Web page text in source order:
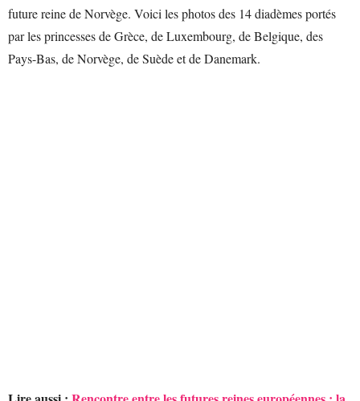
future reine de Norvège. Voici les photos des 14 diadèmes portés
par les princesses de Grèce, de Luxembourg, de Belgique, des
Pays-Bas, de Norvège, de Suède et de Danemark.